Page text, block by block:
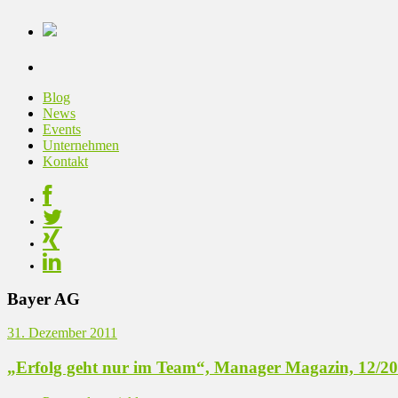
Blog
News
Events
Unternehmen
Kontakt
Bayer AG
31. Dezember 2011
„Erfolg geht nur im Team“, Manager Magazin, 12/